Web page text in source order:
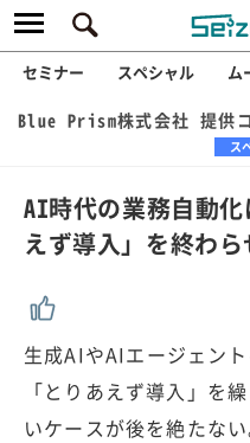
セミナー スペシャル ム
Blue Prism株式会社 提供
ス
AI時代の業務自動
えず導入」を終わ
生成AIやAIエージェン
「とりあえず導入」を
いケースが後を絶たな